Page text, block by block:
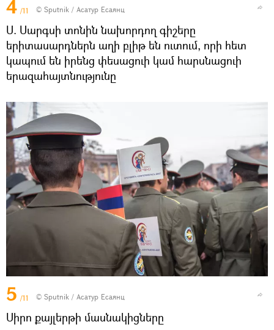
4 /11 © Sputnik / Асатур Есаянц
Ս. Սարգսի տոնին նախորդող գիշերը
երիտասարդներն աղի բլիթ են ուտում, որի հետ
կապում են իրենց փեսացուի կամ հարսնացուի
երազահայտնությունը
5 /11 © Sputnik / Асатур Есаянц
Սիրո քայլերթի մասնակիցները